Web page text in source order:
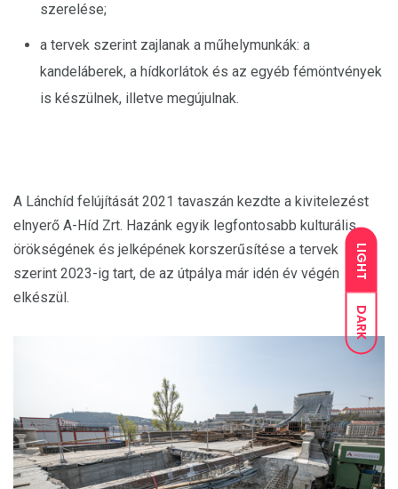
LIGHT
DARK
szerelése;
a tervek szerint zajlanak a műhelymunkák: a
kandeláberek, a hídkorlátok és az egyéb fémöntvények
is készülnek, illetve megújulnak.
A Lánchíd felújítását 2021 tavaszán kezdte a kivitelezést
elnyerő A-Híd Zrt. Hazánk egyik legfontosabb kulturális
örökségének és jelképének korszerűsítése a tervek
szerint 2023-ig tart, de az útpálya már idén év végén
elkészül.